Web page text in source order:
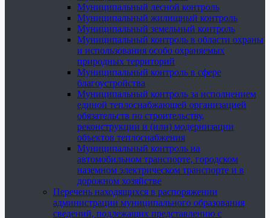
Муниципальный лесной контроль
Муниципальный жилищный контроль
Муниципальный земельный контроль
Муниципальный контроль в области охраны
и использования особо охраняемых
природных территорий
Муниципальный контроль в сфере
благоустройства
Муниципальный контроль за исполнением
единой теплоснабжающей организацией
обязательств по строительству,
реконструкции и (или) модернизации
объектов теплоснабжения
Муниципальный контроль на
автомобильном транспорте, городском
наземном электрическом транспорте и в
дорожном хозяйстве
Перечень находящихся в распоряжении
администрации муниципального образования
сведений, подлежащих представлению с